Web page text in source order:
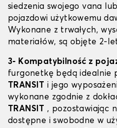
siedzenia swojego vana
pojazdowi użytkowemu
Wykonane z trwałych,
materiałów, są objęte 2-
3- Kompatybilność z
furgonetkę będą idealnie
TRANSIT i jego
wykonane zgodnie z
TRANSIT , pozostawiając
dostępne i swobodne w